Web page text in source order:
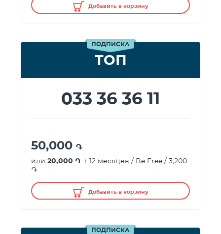
Добавить в корзину
ПОДПИСКА
ТОП
033 36 36 11
50,000 ֏
или 20,000 ֏ + 12 месяцев / Be Free / 3,200
֏
Добавить в корзину
ПОДПИСКА